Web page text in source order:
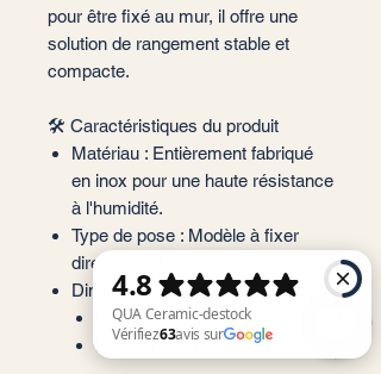
pour être fixé au mur, il offre une
solution de rangement stable et
compacte.
🛠️ Caractéristiques du produit
Matériau : Entièrement fabriqué
en inox pour une haute résistance
à l'humidité.
Type de pose : Modèle à fixer
directement au mur.
Dimensions : * Largeur : 170 mm
Profondeur : 63 mm
Hauteur : 26 mm